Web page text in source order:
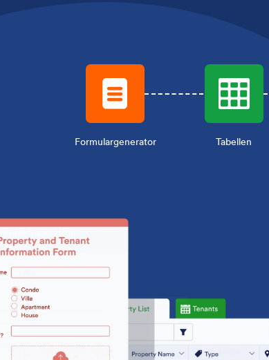
Formulargenerator Tabellen